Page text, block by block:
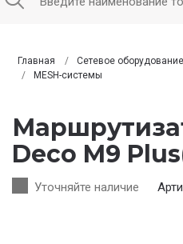
Главная Сетевое оборудование
MESH-системы
Deco M9
Уточняйте наличие